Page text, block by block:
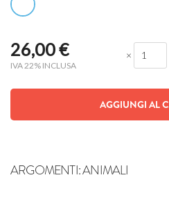
26,00€
IVA 22% INCLUSA
×
AGGIUNGI AL
ARGOMENTI:ANIMALI